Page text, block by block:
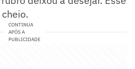
CONTINUA
APÓS A
PUBLICIDADE